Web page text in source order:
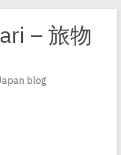
– 旅物
blog